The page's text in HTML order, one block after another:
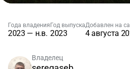
Года владения
2023 — н.в.
Год выпуска
2023
Добавлен на
4 августа
Владелец